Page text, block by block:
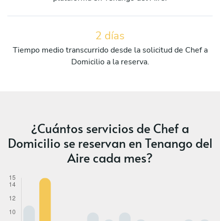
2 días
Tiempo medio transcurrido desde la solicitud de Chef a
Domicilio a la reserva.
¿Cuántos servicios de Chef a
Domicilio se reservan en Tenango del
Aire cada mes?